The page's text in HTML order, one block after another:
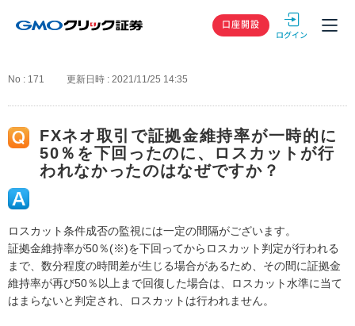
GMOクリック
口座開設
No : 171 更新日時 : 2021/11/25 14:35
FXネオ取引で証拠金維持率が一時的に
50％を下回ったのに、ロスカットが行
われなかったのはなぜですか？
ロスカット条件成否の監視には一定の間隔がございます。
証拠金維持率が50％(※)を下回ってからロスカット判定が行われる
まで、数分程度の時間差が生じる場合があるため、その間に証拠金
維持率が再び50％以上まで回復した場合は、ロスカット水準に当て
はまらないと判定され、ロスカットは行われません。